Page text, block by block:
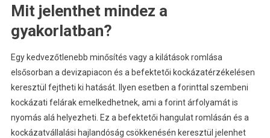
Mit jelenthet mindez a
gyakorlatban?
Egy kedvezőtlenebb minősítés vagy a kilátások romlása
elsősorban a devizapiacon és a befektetői kockázatérzékelésen
keresztül fejtheti ki hatását. Ilyen esetben a forinttal szembeni
kockázati felárak emelkedhetnek, ami a forint árfolyamát is
nyomás alá helyezheti. Ez a befektetői hangulat romlásán és a
kockázatvállalási hajlandóság csökkenésén keresztül jelenhet